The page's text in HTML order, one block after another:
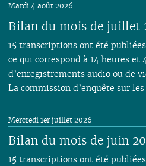
Bilan du mois de juillet
Mardi 4 août 2026
15 transcriptions ont été
ce qui correspond à 14 heures et
d’enregistrements audio ou de
La commission d’enquête sur
Bilan du mois de juin
Mercredi 1er juillet 2026
15 transcriptions ont été